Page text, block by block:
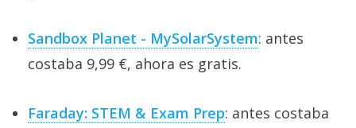
Sandbox Planet - MySolarSystem: antes
costaba 9,99 €, ahora es gratis.
Faraday: STEM & Exam Prep: antes costaba